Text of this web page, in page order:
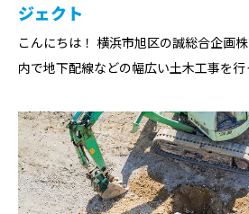
ジェクト
こんにちは！ 横浜市旭区の誠総合企画
内で地下配線などの幅広い土木工事を行